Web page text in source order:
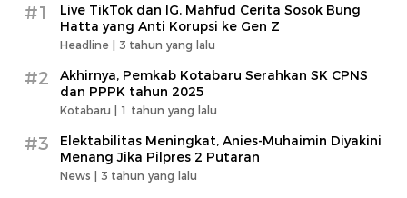
#1
Live TikTok dan IG, Mahfud Cerita Sosok Bung
Hatta yang Anti Korupsi ke Gen Z
Headline | 3 tahun yang lalu
#2
Akhirnya, Pemkab Kotabaru Serahkan SK CPNS
dan PPPK tahun 2025
Kotabaru | 1 tahun yang lalu
#3
Elektabilitas Meningkat, Anies-Muhaimin Diyakini
Menang Jika Pilpres 2 Putaran
News | 3 tahun yang lalu